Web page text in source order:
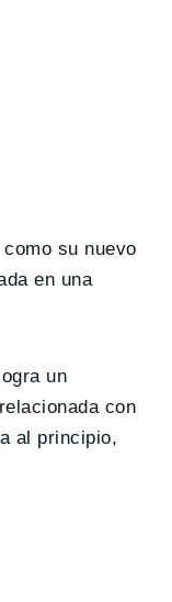
como su nuevo
en una
un
con
al principio,